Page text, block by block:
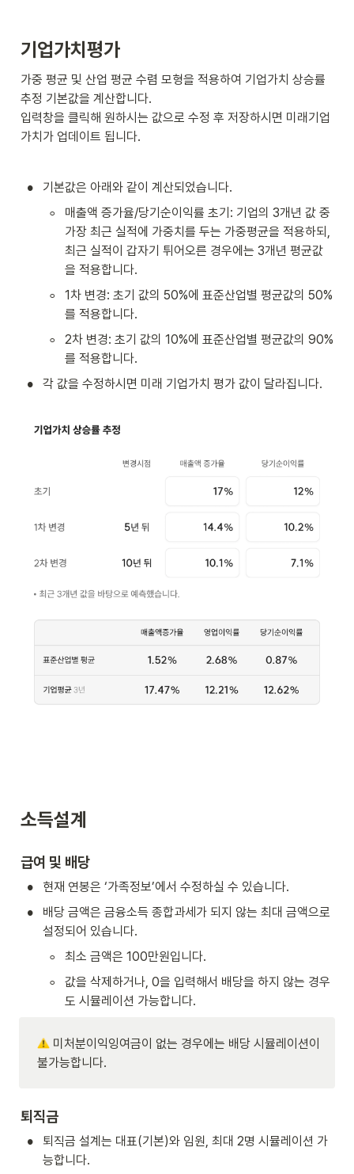
기업가치평가
가중 평균 및 산업 평균 수렴 모형을 적용하여 기업가치 상승률
추정 기본값을 계산합니다.
입력창을 클릭해 원하시는 값으로 수정 후 저장하시면 미래기업
가치가 업데이트 됩니다.
• 기본값은 아래와 같이 계산되었습니다.
◦
매출액 증가율/당기순이익률 초기: 기업의 3개년 값 중
가장 최근 실적에 가중치를 두는 가중평균을 적용하되,
최근 실적이 갑자기 튀어오른 경우에는 3개년 평균값
을 적용합니다.
◦
1차 변경: 초기 값의 50%에 표준산업별 평균값의 50%
를 적용합니다.
◦
2차 변경: 초기 값의 10%에 표준산업별 평균값의 90%
를 적용합니다.
• 각 값을 수정하시면 미래 기업가치 평가 값이 달라집니다.
소득설계
급여 및 배당
• 현재 연봉은 ‘가족정보’에서 수정하실 수 있습니다.
•
배당 금액은 금융소득 종합과세가 되지 않는 최대 금액으로
설정되어 있습니다.
◦ 최소 금액은 100만원입니다.
◦
값을 삭제하거나, 0을 입력해서 배당을 하지 않는 경우
도 시뮬레이션 가능합니다.
미처분이익잉여금이 없는 경우에는 배당 시뮬레이션이
불가능합니다.
퇴직금
•
퇴직금 설계는 대표(기본)와 임원, 최대 2명 시뮬레이션 가
능합니다.